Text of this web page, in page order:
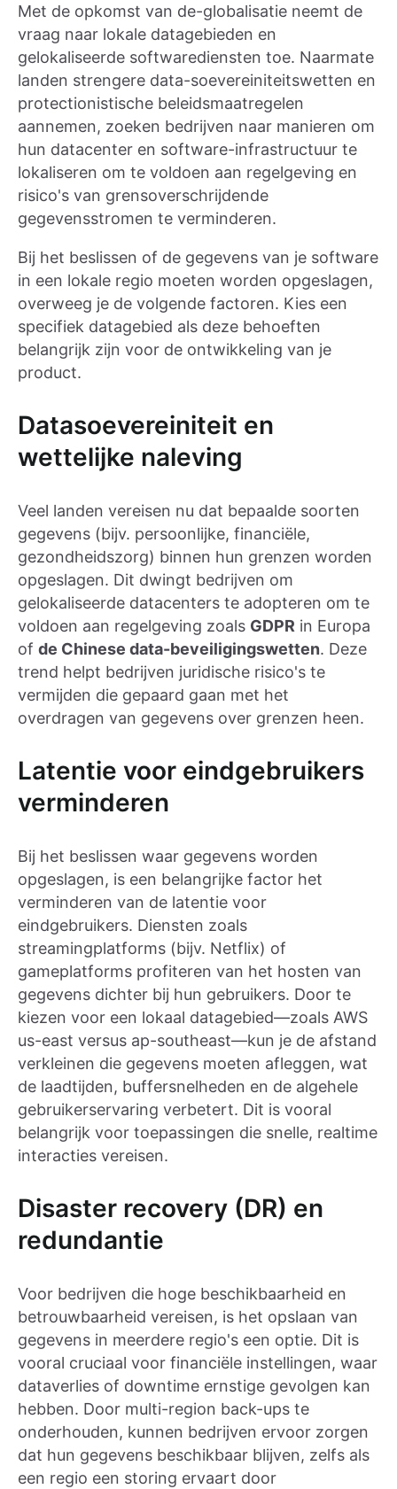
Met de opkomst van de-globalisatie neemt de
vraag naar lokale datagebieden en
gelokaliseerde softwarediensten toe. Naarmate
landen strengere data-soevereiniteitswetten en
protectionistische beleidsmaatregelen
aannemen, zoeken bedrijven naar manieren om
hun datacenter en software-infrastructuur te
lokaliseren om te voldoen aan regelgeving en
risico's van grensoverschrijdende
gegevensstromen te verminderen.
Bij het beslissen of de gegevens van je software
in een lokale regio moeten worden opgeslagen,
overweeg je de volgende factoren. Kies een
specifiek datagebied als deze behoeften
belangrijk zijn voor de ontwikkeling van je
product.
Datasoevereiniteit en
wettelijke naleving
Veel landen vereisen nu dat bepaalde soorten
gegevens (bijv. persoonlijke, financiële,
gezondheidszorg) binnen hun grenzen worden
opgeslagen. Dit dwingt bedrijven om
gelokaliseerde datacenters te adopteren om te
voldoen aan regelgeving zoals GDPR in Europa
of de Chinese data-beveiligingswetten. Deze
trend helpt bedrijven juridische risico's te
vermijden die gepaard gaan met het
overdragen van gegevens over grenzen heen.
Latentie voor eindgebruikers
verminderen
Bij het beslissen waar gegevens worden
opgeslagen, is een belangrijke factor het
verminderen van de latentie voor
eindgebruikers. Diensten zoals
streamingplatforms (bijv. Netflix) of
gameplatforms profiteren van het hosten van
gegevens dichter bij hun gebruikers. Door te
kiezen voor een lokaal datagebied—zoals AWS
us-east versus ap-southeast—kun je de afstand
verkleinen die gegevens moeten afleggen, wat
de laadtijden, buffersnelheden en de algehele
gebruikerservaring verbetert. Dit is vooral
belangrijk voor toepassingen die snelle, realtime
interacties vereisen.
Disaster recovery (DR) en
redundantie
Voor bedrijven die hoge beschikbaarheid en
betrouwbaarheid vereisen, is het opslaan van
gegevens in meerdere regio's een optie. Dit is
vooral cruciaal voor financiële instellingen, waar
dataverlies of downtime ernstige gevolgen kan
hebben. Door multi-region back-ups te
onderhouden, kunnen bedrijven ervoor zorgen
dat hun gegevens beschikbaar blijven, zelfs als
een regio een storing ervaart door